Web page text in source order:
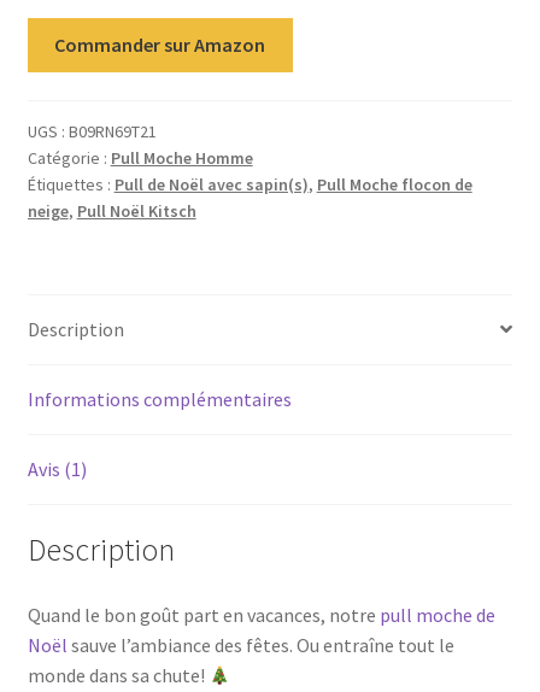
Commander sur Amazon
UGS : B09RN69T21
Catégorie : Pull Moche Homme
Étiquettes : Pull de Noël avec sapin(s), Pull Moche flocon de
neige, Pull Noël Kitsch
Description
Informations complémentaires
Avis (1)
Description
Quand le bon goût part en vacances, notre pull moche de
Noël sauve l’ambiance des fêtes. Ou entraîne tout le
monde dans sa chute!